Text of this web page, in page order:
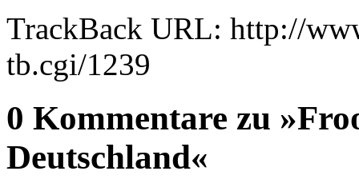
TrackBack URL: http://
tb.cgi/1239
0 Kommentare zu
Deutschland«